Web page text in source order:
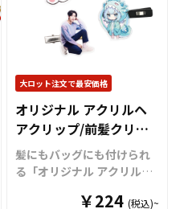
もお受けしております。
う雰囲気を演出できるアイ
テムで、スタンド本体はホ
ワイト / ブラック / ピンク /
す。 アクリル部分はデザイ
ンに合わせた形状でカット
可能です。販売に必要な資
材も取り揃えておりますの
で、お客様にはデザインを
ご入稿いただくだけでオリ
ジナル商品として販売して
いただくことができます。
大ロット注文で最安価格
オリジナル アクリルヘ
アクリップ/前髪クリッ
プ（国内生産）
髪にもバッグにも付けられ
る「オリジナル アクリルヘ
プ）」をオリジナルデザイ
￥224 (税込)~